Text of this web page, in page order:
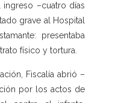
–cuatro días
grave al Hospital
presentaba
físico y tortura.
Fiscalía abrió –
por los actos de